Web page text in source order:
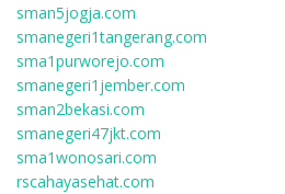
sman5jogja.com
smanegeri1tangerang.com
sma1purworejo.com
smanegeri1jember.com
sman2bekasi.com
smanegeri47jkt.com
sma1wonosari.com
rscahayasehat.com